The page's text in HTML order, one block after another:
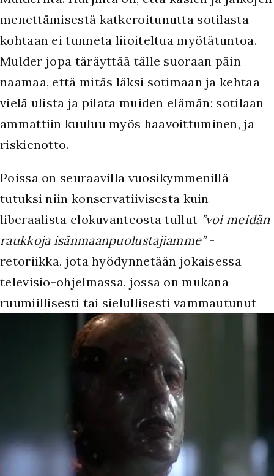
menettämisestä katkeroitunutta sotilasta
kohtaan ei tunneta liioiteltua myötätuntoa.
Mulder jopa täräyttää tälle suoraan päin
naamaa, että mitäs läksi sotimaan ja kehtaa
vielä ulista ja pilata muiden elämän: sotilaan
ammattiin kuuluu myös haavoittuminen, ja
riskienotto.
Poissa on seuraavilla vuosikymmenillä
tutuksi niin konservatiivisesta kuin
liberaalista elokuvanteosta tullut ”voi meidän
raukkoja isänmaanpuolustajiamme”-
retoriikka, jota hyödynnetään jokaisessa
televisio-ohjelmassa, jossa on mukana
ruumiillisesti tai sielullisesti vammautunut